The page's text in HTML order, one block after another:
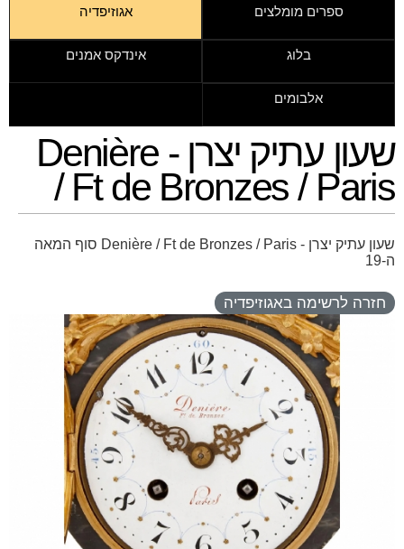
ספרים מומלצים אגוזיפדיה
בלוג אינדקס אמנים
אלבומים
שעון עתיק יצרן - Denière
/ Ft de Bronzes / Paris
שעון עתיק יצרן - Denière / Ft de Bronzes / Paris סוף המאה
ה-19
חזרה לרשימה באגוזיפדיה